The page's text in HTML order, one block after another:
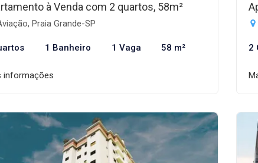
à Venda com 2 quartos, 58m²
Praia Grande-SP
1 Banheiro 1 Vaga 58 m²
informações
2